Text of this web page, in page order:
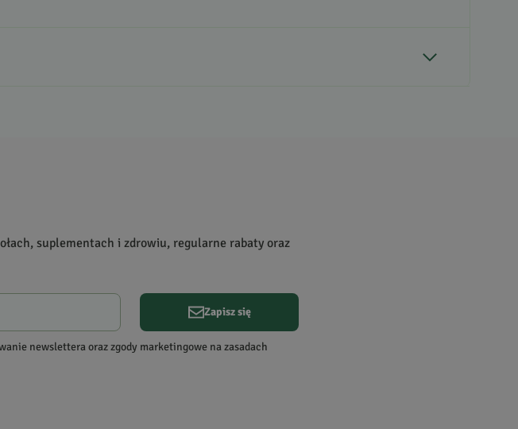
suplementach i zdrowiu, regularne rabaty oraz
Zapisz się
newslettera oraz zgody marketingowe na zasadach